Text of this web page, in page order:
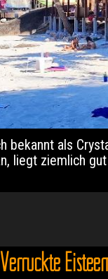
bekannt als
liegt ziemlich
Verrückte